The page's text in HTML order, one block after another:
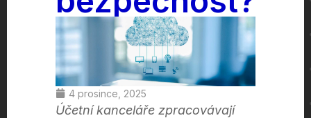
4 prosince, 2025
Účetní kanceláře zpracovávají